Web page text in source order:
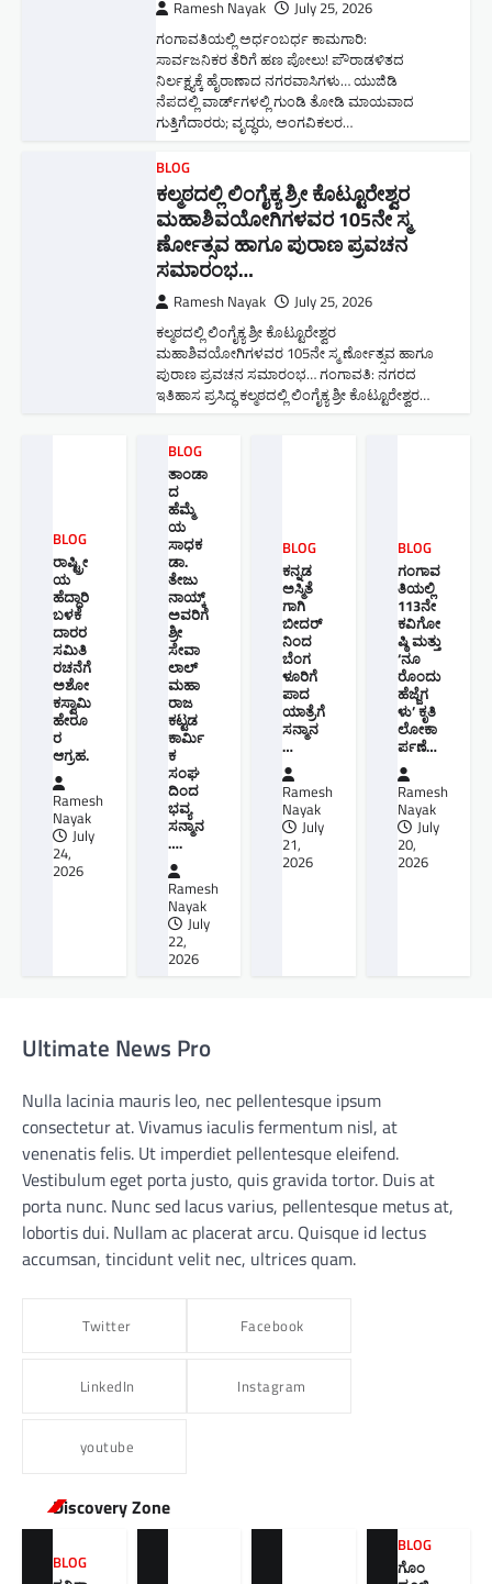
Ramesh Nayak July 25, 2026
ಗಂಗಾವತಿಯಲ್ಲಿ ಅರ್ಧಂಬರ್ಧ ಕಾಮಗಾರಿ:
ಸಾರ್ವಜನಿಕರ ತೆರಿಗೆ ಹಣ ಪೋಲು! ಪೌರಾಡಳಿತದ
ನಿರ್ಲಕ್ಷ್ಯಕ್ಕೆ ಹೈರಾಣಾದ ನಗರವಾಸಿಗಳು​… ಯುಜಿಡಿ
ನೆಪದಲ್ಲಿ ವಾರ್ಡ್‌ಗಳಲ್ಲಿ ಗುಂಡಿ ತೋಡಿ ಮಾಯವಾದ
ಗುತ್ತಿಗೆದಾರರು; ವೃದ್ಧರು, ಅಂಗವಿಕಲರ…
BLOG
ಕಲ್ಮಠದಲ್ಲಿ ಲಿಂಗೈಕ್ಯ ಶ್ರೀ ಕೊಟ್ಟೂರೇಶ್ವರ
ಮಹಾಶಿವಯೋಗಿಗಳವರ 105ನೇ ಸ್ಮ
ರ್ಣೋತ್ಸವ ಹಾಗೂ ಪುರಾಣ ಪ್ರವಚನ
ಸಮಾರಂಭ​…
Ramesh Nayak July 25, 2026
ಕಲ್ಮಠದಲ್ಲಿ ಲಿಂಗೈಕ್ಯ ಶ್ರೀ ಕೊಟ್ಟೂರೇಶ್ವರ
ಮಹಾಶಿವಯೋಗಿಗಳವರ 105ನೇ ಸ್ಮ ರ್ಣೋತ್ಸವ ಹಾಗೂ
ಪುರಾಣ ಪ್ರವಚನ ಸಮಾರಂಭ​… ಗಂಗಾವತಿ: ನಗರದ
ಇತಿಹಾಸ ಪ್ರಸಿದ್ಧ ಕಲ್ಮಠದಲ್ಲಿ ಲಿಂಗೈಕ್ಯ ಶ್ರೀ ಕೊಟ್ಟೂರೇಶ್ವರ…
BLOG
ರಾಷ್ಟ್ರೀ
ಯ
ಹೆದ್ದಾರಿ
ಬಳಕೆ
ದಾರರ
ಸಮಿತಿ
ರಚನೆಗೆ
ಅಶೋ
ಕಸ್ವಾಮಿ
ಹೇರೂ
ರ
ಆಗ್ರಹ.
Ramesh
Nayak
July
24,
2026
BLOG
ತಾಂಡಾ
ದ
ಹೆಮ್ಮೆ
ಯ
ಸಾಧಕ
ಡಾ.
ತೇಜು
ನಾಯ್ಕ್
ಅವರಿಗೆ
ಶ್ರೀ
ಸೇವಾ
ಲಾಲ್
ಮಹಾ
ರಾಜ
ಕಟ್ಟಡ
ಕಾರ್ಮಿ
ಕ
ಸಂಘ
ದಿಂದ
ಭವ್ಯ
ಸನ್ಮಾನ
….
Ramesh
Nayak
July
22,
2026
BLOG
ಕನ್ನಡ
ಅಸ್ಮಿತೆ
ಗಾಗಿ
ಬೀದರ್
ನಿಂದ
ಬೆಂಗ
ಳೂರಿಗೆ
ಪಾದ
ಯಾತ್ರೆಗೆ
ಸನ್ಮಾನ
…
Ramesh
Nayak
July
21,
2026
BLOG
ಗಂಗಾವ
ತಿಯಲ್ಲಿ
113ನೇ
ಕವಿಗೋ
ಷ್ಠಿ ಮತ್ತು
‘ನೂ
ರೊಂದು
ಹೆಜ್ಜೆಗ
ಳು’ ಕೃತಿ
ಲೋಕಾ
ರ್ಪಣೆ…
Ramesh
Nayak
July
20,
2026
Ultimate News Pro
Nulla lacinia mauris leo, nec pellentesque ipsum
consectetur at. Vivamus iaculis fermentum nisl, at
venenatis felis. Ut imperdiet pellentesque eleifend.
Vestibulum eget porta justo, quis gravida tortor. Duis at
porta nunc. Nunc sed lacus varius, pellentesque metus at,
lobortis dui. Nullam ac placerat arcu. Quisque id lectus
accumsan, tincidunt velit nec, ultrices quam.
Twitter Facebook
LinkedIn Instagram
youtube
Discovery Zone
BLOG
BLOG
ಗೊಂ